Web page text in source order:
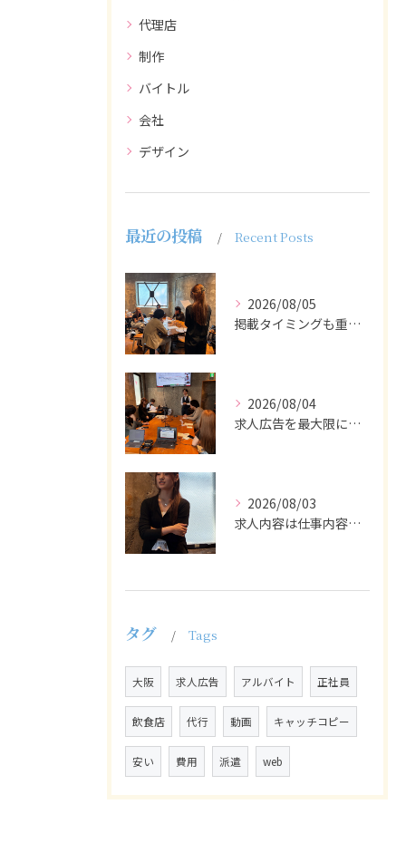
代理店
制作
バイトル
会社
デザイン
最近の投稿 Recent Posts
2026/08/05
掲載タイミングも重要で、業界動向や求職者の活動時期に合わせて...
2026/08/04
求人広告を最大限に活用するためには、ターゲット設定の精度を高...
2026/08/03
求人内容は仕事内容や条件を具体的かつわかりやすく記載し、応募...
タグ Tags
大阪 求人広告 アルバイト 正社員
飲食店 代行 動画 キャッチコピー
安い 費用 派遣 web